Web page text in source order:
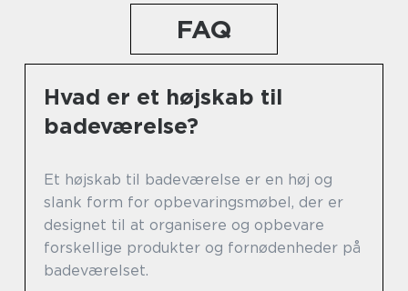
FAQ
Hvad er et højskab til
badeværelse?
Et højskab til badeværelse er en høj og
slank form for opbevaringsmøbel, der er
designet til at organisere og opbevare
forskellige produkter og fornødenheder på
badeværelset.